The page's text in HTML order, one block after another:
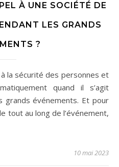
À UNE SOCIÉTÉ DE
LES GRANDS
?
quand il s’agit
grands événements. Et pour
tout au long de l’événement,
10 mai 2023